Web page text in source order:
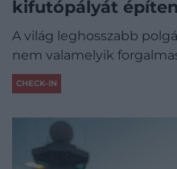
kifutópályát
A világ leghosszabb
nem valamelyik
CHECK-IN